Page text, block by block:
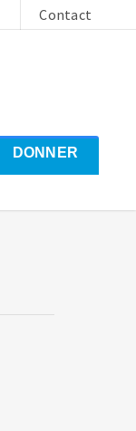
Contact
DONNER